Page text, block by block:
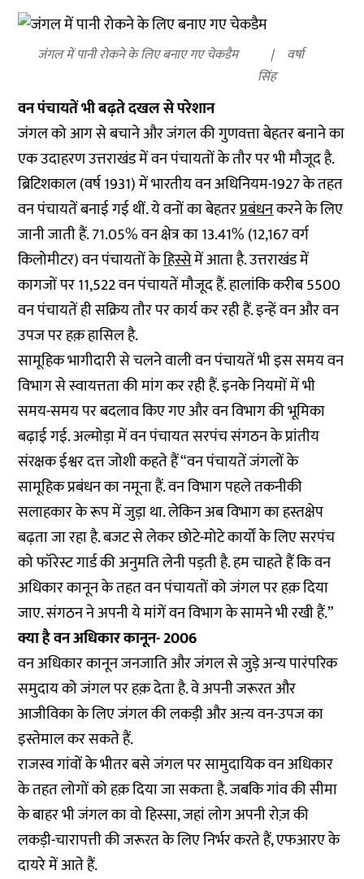
जंगल में पानी रोकने के लिए बनाए गए चेकडैम
वर्षा
सिंह
वन पंचायतें भी बढ़ते दखल से परेशान
जंगल को आग से बचाने और जंगल की गुणवत्ता बेहतर बनाने का
एक उदाहरण उत्तराखंड में वन पंचायतों के तौर पर भी मौजूद है.
ब्रिटिशकाल (वर्ष 1931) में भारतीय वन अधिनियम-1927 के तहत
वन पंचायतें बनाई गई थीं. ये वनों का बेहतरप्रबंधनकरने के लिए
जानी जाती हैं. 71.05% वन क्षेत्र का 13.41% (12,167 वर्ग
किलोमीटर) वन पंचायतों केहिस्सेमें आता है. उत्तराखंड में
कागजों पर 11,522 वन पंचायतें मौजूद हैं. हालांकि करीब 5500
वन पंचायतें ही सक्रिय तौर पर कार्य कर रही हैं. इन्हें वन और वन
उपज पर हक़ हासिल है.
सामूहिक भागीदारी से चलने वाली वन पंचायतें भी इस समय वन
विभाग से स्वायत्तता की मांग कर रही हैं. इनके नियमों में भी
समय-समय पर बदलाव किए गए और वन विभाग की भूमिका
बढ़ाई गई. अल्मोड़ा में वन पंचायत सरपंच संगठन के प्रांतीय
संरक्षक ईश्वर दत्त जोशी कहते हैं “वन पंचायतें जंगलों के
सामूहिक प्रबंधन का नमूना हैं. वन विभाग पहले तकनीकी
सलाहकार के रूप में जुड़ा था. लेकिन अब विभाग का हस्तक्षेप
बढ़ता जा रहा है. बजट से लेकर छोटे-मोटे कार्यों के लिए सरपंच
को फॉरेस्ट गार्ड की अनुमति लेनी पड़ती है. हम चाहते हैं कि वन
अधिकार कानून के तहत वन पंचायतों को जंगल पर हक़ दिया
जाए. संगठन ने अपनी ये मांगें वन विभाग के सामने भी रखी हैं.”
क्या है वन अधिकार कानून- 2006
वन अधिकार कानून जनजाति और जंगल से जुड़े अन्य पारंपरिक
समुदाय को जंगल पर हक़ देता है. वे अपनी जरूरत और
आजीविका के लिए जंगल की लकड़ी और अऩ्य वन-उपज का
इस्तेमाल कर सकते हैं.
राजस्व गांवों के भीतर बसे जंगल पर सामुदायिक वन अधिकार
के तहत लोगों को हक़ दिया जा सकता है. जबकि गांव की सीमा
के बाहर भी जंगल का वो हिस्सा, जहां लोग अपनी रोज़ की
लकड़ी-चारापत्ती की जरूरत के लिए निर्भर करते हैं, एफआरए के
दायरे में आते हैं.